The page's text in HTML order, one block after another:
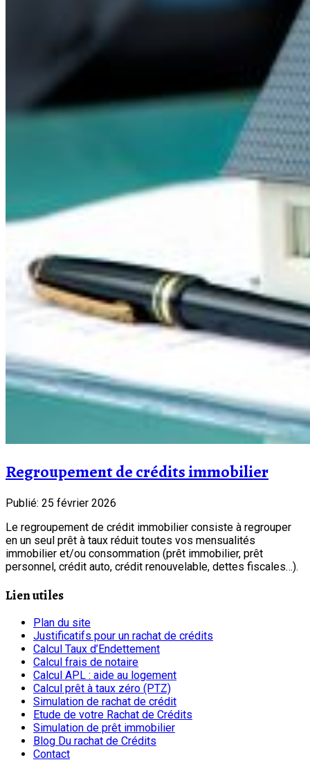
Regroupement de crédits immobilier
Publié: 25 février 2026
Le regroupement de crédit immobilier consiste à regrouper
en un seul prêt à taux réduit toutes vos mensualités
immobilier et/ou consommation (prêt immobilier, prêt
personnel, crédit auto, crédit renouvelable, dettes fiscales…).
Lien utiles
Plan du site
Justificatifs pour un rachat de crédits
Calcul Taux d’Endettement
Calcul frais de notaire
Calcul APL : aide au logement
Calcul prêt à taux zéro (PTZ)
Simulation de rachat de crédit
Etude de votre Rachat de Crédits
Simulation de prêt immobilier
Blog Du rachat de Crédits
Contact